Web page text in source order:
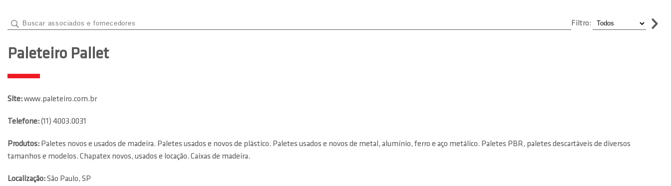
Filtro:
Paleteiro Pallet
Site:www.paleteiro.com.br
Telefone:(11) 4003.0031
Produtos: Paletes novos e usados de madeira. Paletes usados e novos de plástico. Paletes usados e novos de metal, alumínio, ferro e aço metálico. Paletes PBR, paletes descartáveis de diversos
tamanhos e modelos. Chapatex novos, usados e locação. Caixas de madeira.
Localização:São Paulo, SP